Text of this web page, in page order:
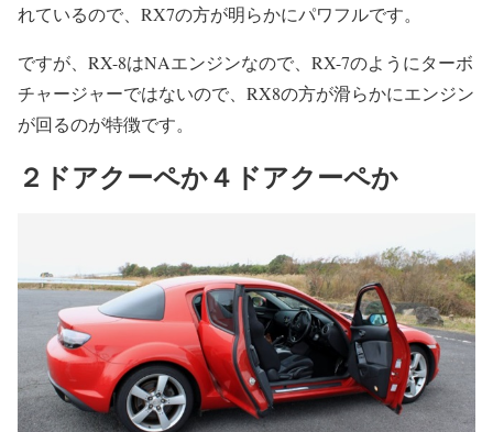
れているので、RX7の方が明らかにパワフルです。
ですが、RX-8はNAエンジンなので、RX-7のようにターボ
チャージャーではないので、RX8の方が滑らかにエンジン
が回るのが特徴です。
２ドアクーペか４ドアクーペか